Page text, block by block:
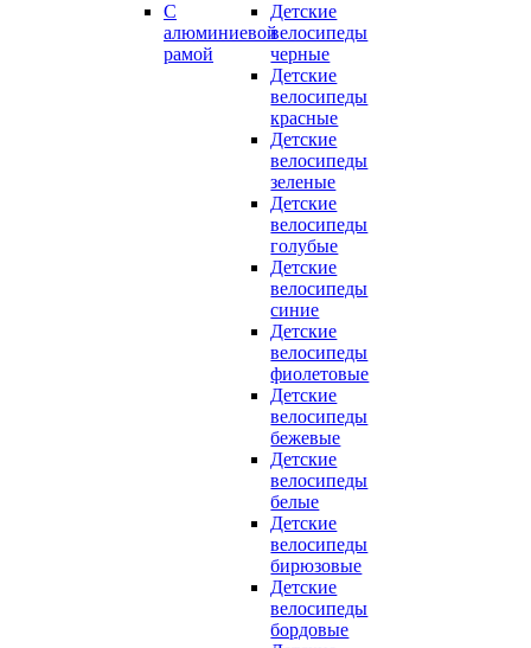
С
алюминиевой
рамой
Детские
велосипеды
черные
Детские
велосипеды
красные
Детские
велосипеды
зеленые
Детские
велосипеды
голубые
Детские
велосипеды
синие
Детские
велосипеды
фиолетовые
Детские
велосипеды
бежевые
Детские
велосипеды
белые
Детские
велосипеды
бирюзовые
Детские
велосипеды
бордовые